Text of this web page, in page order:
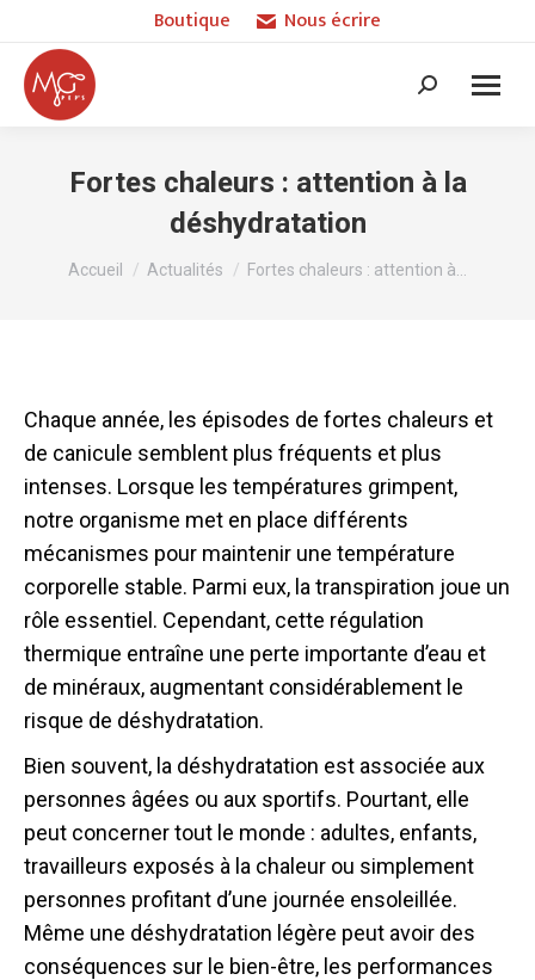
Boutique Nous écrire
Recherche
Fortes chaleurs : attention à la
déshydratation
Vous êtes ici :
Accueil Actualités Fortes chaleurs : attention à…
Chaque année, les épisodes de fortes chaleurs et
de canicule semblent plus fréquents et plus
intenses. Lorsque les températures grimpent,
notre organisme met en place différents
mécanismes pour maintenir une température
corporelle stable. Parmi eux, la transpiration joue un
rôle essentiel. Cependant, cette régulation
thermique entraîne une perte importante d’eau et
de minéraux, augmentant considérablement le
risque de déshydratation.
Bien souvent, la déshydratation est associée aux
personnes âgées ou aux sportifs. Pourtant, elle
peut concerner tout le monde : adultes, enfants,
travailleurs exposés à la chaleur ou simplement
personnes profitant d’une journée ensoleillée.
Même une déshydratation légère peut avoir des
conséquences sur le bien-être, les performances